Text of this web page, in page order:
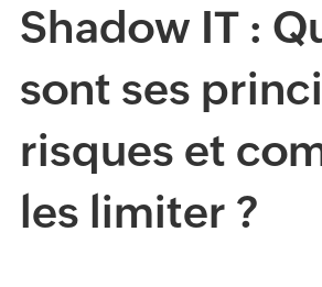
Shadow IT :
sont ses
risques et
les limiter ?